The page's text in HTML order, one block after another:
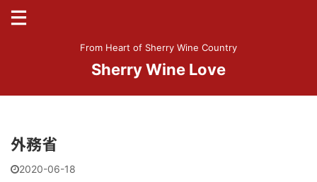
From Heart of Sherry Wine Country
Sherry Wine Love
外務省
2020-06-18